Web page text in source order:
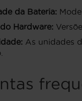
da Bateria:
Hardware:
As unidades